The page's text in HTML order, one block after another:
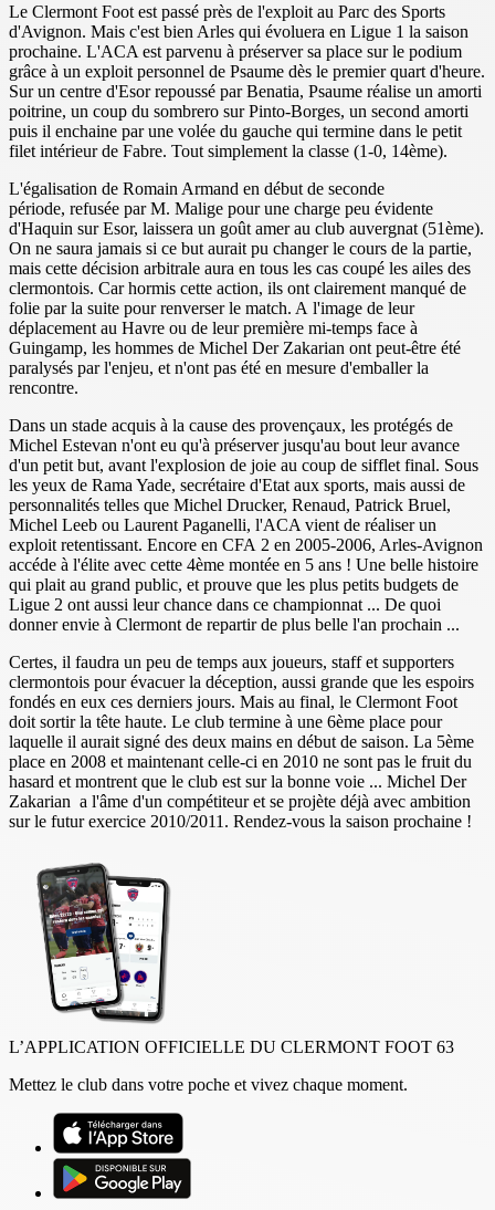
Le Clermont Foot est passé près de l'exploit au Parc des Sports
d'Avignon. Mais c'est bien Arles qui évoluera en Ligue 1 la saison
prochaine. L'ACA est parvenu à préserver sa place sur le podium
grâce à un exploit personnel de Psaume dès le premier quart d'heure.
Sur un centre d'Esor repoussé par Benatia, Psaume réalise un amorti
poitrine, un coup du sombrero sur Pinto-Borges, un second amorti
puis il enchaine par une volée du gauche qui termine dans le petit
filet intérieur de Fabre. Tout simplement la classe (1-0, 14ème).
L'égalisation de Romain Armand en début de seconde
période, refusée par M. Malige pour une charge peu évidente
d'Haquin sur Esor, laissera un goût amer au club auvergnat (51ème).
On ne saura jamais si ce but aurait pu changer le cours de la partie,
mais cette décision arbitrale aura en tous les cas coupé les ailes des
clermontois. Car hormis cette action, ils ont clairement manqué de
folie par la suite pour renverser le match. A l'image de leur
déplacement au Havre ou de leur première mi-temps face à
Guingamp, les hommes de Michel Der Zakarian ont peut-être été
paralysés par l'enjeu, et n'ont pas été en mesure d'emballer la
rencontre.
Dans un stade acquis à la cause des provençaux, les protégés de
Michel Estevan n'ont eu qu'à préserver jusqu'au bout leur avance
d'un petit but, avant l'explosion de joie au coup de sifflet final. Sous
les yeux de Rama Yade, secrétaire d'Etat aux sports, mais aussi de
personnalités telles que Michel Drucker, Renaud, Patrick Bruel,
Michel Leeb ou Laurent Paganelli, l'ACA vient de réaliser un
exploit retentissant. Encore en CFA 2 en 2005-2006, Arles-Avignon
accéde à l'élite avec cette 4ème montée en 5 ans ! Une belle histoire
qui plait au grand public, et prouve que les plus petits budgets de
Ligue 2 ont aussi leur chance dans ce championnat ... De quoi
donner envie à Clermont de repartir de plus belle l'an prochain ...
Certes, il faudra un peu de temps aux joueurs, staff et supporters
clermontois pour évacuer la déception, aussi grande que les espoirs
fondés en eux ces derniers jours. Mais au final, le Clermont Foot
doit sortir la tête haute. Le club termine à une 6ème place pour
laquelle il aurait signé des deux mains en début de saison. La 5ème
place en 2008 et maintenant celle-ci en 2010 ne sont pas le fruit du
hasard et montrent que le club est sur la bonne voie ... Michel Der
Zakarian a l'âme d'un compétiteur et se projète déjà avec ambition
sur le futur exercice 2010/2011. Rendez-vous la saison prochaine !
L’APPLICATION OFFICIELLE DU CLERMONT FOOT 63
Mettez le club dans votre poche et vivez chaque moment.